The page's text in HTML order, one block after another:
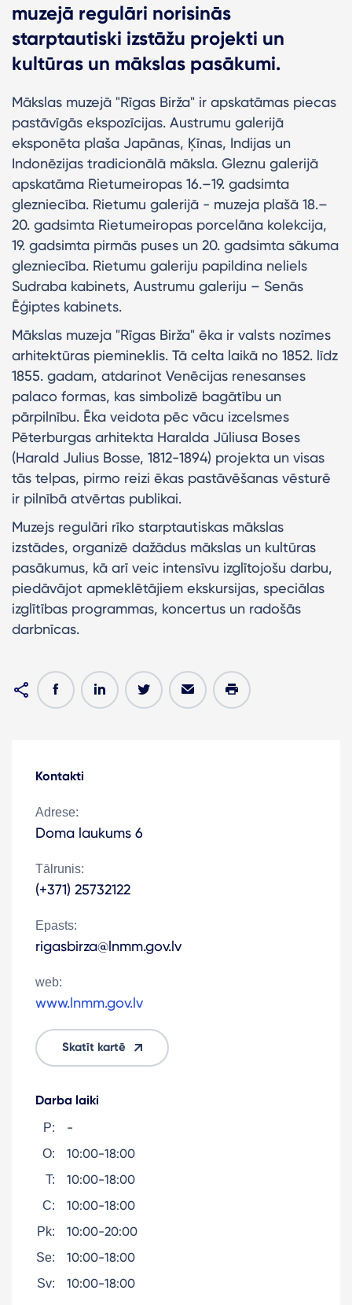
muzejā regulāri norisinās
starptautiski izstāžu projekti un
kultūras un mākslas pasākumi.
Mākslas muzejā "Rīgas Birža" ir apskatāmas piecas
pastāvīgās ekspozīcijas. Austrumu galerijā
eksponēta plaša Japānas, Ķīnas, Indijas un
Indonēzijas tradicionālā māksla. Gleznu galerijā
apskatāma Rietumeiropas 16.–19. gadsimta
glezniecība. Rietumu galerijā - muzeja plašā 18.–
20. gadsimta Rietumeiropas porcelāna kolekcija,
19. gadsimta pirmās puses un 20. gadsimta sākuma
glezniecība. Rietumu galeriju papildina neliels
Sudraba kabinets, Austrumu galeriju – Senās
Ēģiptes kabinets.
Mākslas muzeja "Rīgas Birža" ēka ir valsts nozīmes
arhitektūras piemineklis. Tā celta laikā no 1852. līdz
1855. gadam, atdarinot Venēcijas renesanses
palaco formas, kas simbolizē bagātību un
pārpilnību. Ēka veidota pēc vācu izcelsmes
Pēterburgas arhitekta Haralda Jūliusa Boses
(Harald Julius Bosse, 1812-1894) projekta un visas
tās telpas, pirmo reizi ēkas pastāvēšanas vēsturē
ir pilnībā atvērtas publikai.
Muzejs regulāri rīko starptautiskas mākslas
izstādes, organizē dažādus mākslas un kultūras
pasākumus, kā arī veic intensīvu izglītojošu darbu,
piedāvājot apmeklētājiem ekskursijas, speciālas
izglītības programmas, koncertus un radošās
darbnīcas.
Kontakti
Adrese:
Doma laukums 6
Tālrunis:
(+371) 25732122
Epasts:
rigasbirza@lnmm.gov.lv
web:
www.lnmm.gov.lv
Skatīt kartē
Darba laiki
P: -
O: 10:00-18:00
T: 10:00-18:00
C: 10:00-18:00
Pk: 10:00-20:00
Se: 10:00-18:00
Sv: 10:00-18:00